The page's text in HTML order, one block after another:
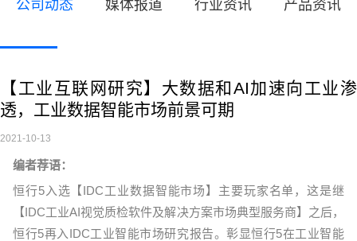
公司动态 媒体报道 行业资讯 产品资讯
【工业互联网研究】大数据和AI加速向工业渗
透，工业数据智能市场前景可期
2021-10-13
编者荐语：
恒行5入选【IDC工业数据智能市场】主要玩家名单，这是继
【IDC工业AI视觉质检软件及解决方案市场典型服务商】之后，
恒行5再入IDC工业智能市场研究报告。彰显恒行5在工业智能